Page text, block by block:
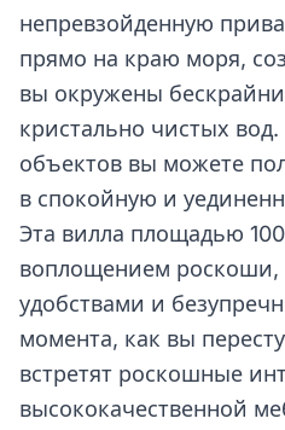
непревзойденную
прямо на краю моря,
вы окружены
кристально чистых вод.
объектов вы можете
в спокойную и
Эта вилла площадью
воплощением
удобствами и
момента, как вы
встретят роскошные
высококачественной